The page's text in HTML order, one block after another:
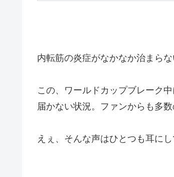
内転筋の炎症がなかなか治まらな
この、ワールドカップブレーク
届かない状況。ファンからも多
えぇ、そんな声はひとつも耳に